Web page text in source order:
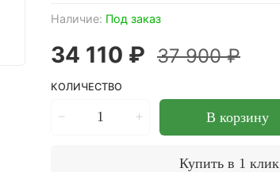
Наличие: Под заказ
34 110 ₽ 37 900 ₽
КОЛИЧЕСТВО
В корзину
Купить в 1 клик